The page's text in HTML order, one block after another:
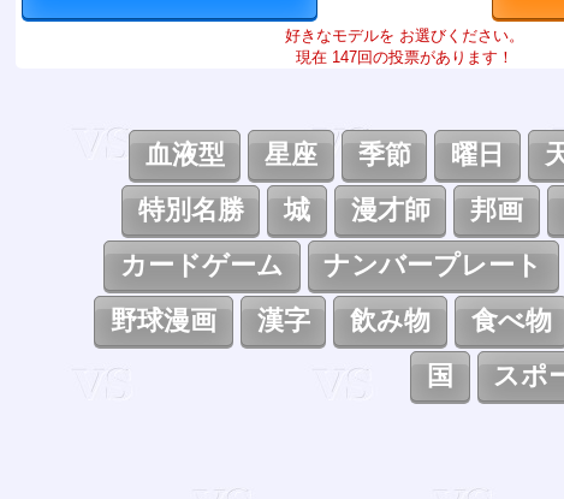
好きなモデルを お選びください。
現在 147回の投票があります！
血液型
星座 季節 曜日
特別名勝
城 漫才師 邦画
カードゲーム
ナンバープレート
野球漫画
漢字 飲み物 食べ物
国
スポ